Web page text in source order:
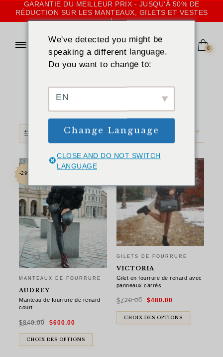
GARANTIE DU MEILLEUR PRIX - JUSQU'À 50% DE
RÉDUCTION SUR LES MANTEAUX, GILETS ET VESTES
!
0
Marron foncé
TRI PAR DÉFAUT
-29%
MANTEAUX DE FOURRURE
AUDREY
Manteau de fourrure de renard
court
$840.00 prix
était :
$840.00.
$600.00
est :
$600.00.
CHOIX DES OPTIONS
GILETS DE FOURRURE
VICTORIA
Gilet en fourrure de renard avec
panneaux carrés
$720.00
Le
prix
était :
$720.00.
$480.00prix
est :
$480.00.
CHOIX DES OPTIONS
We've detected you might be
speaking a different language.
Do you want to change to:
EN
Change Language
CLOSE AND DO NOT SWITCH
LANGUAGE